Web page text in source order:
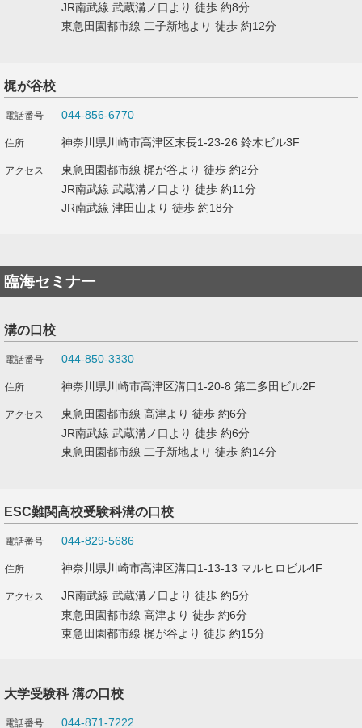
JR南武線 武蔵溝ノ口より 徒歩 約8分
東急田園都市線 二子新地より 徒歩 約12分
梶が谷校
044-856-6770
神奈川県川崎市高津区末長1-23-26 鈴木ビル3F
東急田園都市線 梶が谷より 徒歩 約2分
JR南武線 武蔵溝ノ口より 徒歩 約11分
JR南武線 津田山より 徒歩 約18分
臨海セミナー
溝の口校
044-850-3330
神奈川県川崎市高津区溝口1-20-8 第二多田ビル2F
東急田園都市線 高津より 徒歩 約6分
JR南武線 武蔵溝ノ口より 徒歩 約6分
東急田園都市線 二子新地より 徒歩 約14分
ESC難関高校受験科溝の口校
044-829-5686
神奈川県川崎市高津区溝口1-13-13 マルヒロビル4F
JR南武線 武蔵溝ノ口より 徒歩 約5分
東急田園都市線 高津より 徒歩 約6分
東急田園都市線 梶が谷より 徒歩 約15分
大学受験科 溝の口校
044-871-7222